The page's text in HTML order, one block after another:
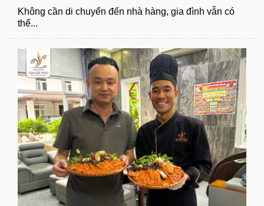
Không cần di chuyển đến nhà hàng, gia đình vẫn có
thể...